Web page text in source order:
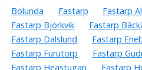
Bolunda Fastarp Fastarp
Fastarp Björkvik
Fastarp
Fastarp Dalslund
Fastarp
Fastarp Furutorp
Fastarp
Fastarp Heastugan
Fastarp